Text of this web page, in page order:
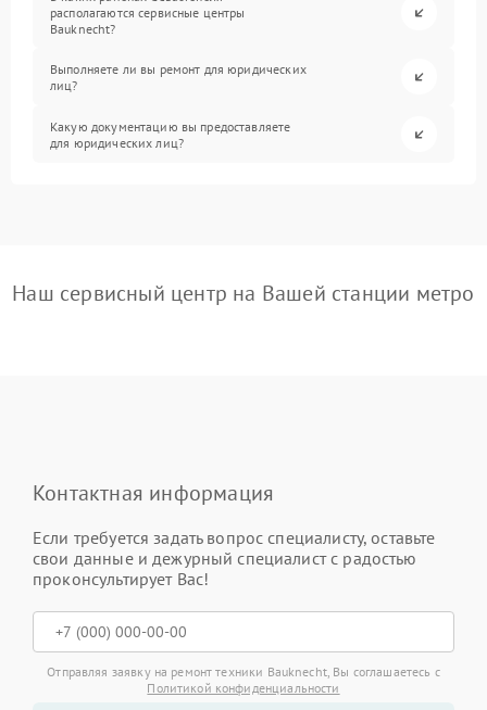
располагаются сервисные центры
Bauknecht?
Выполняете ли вы ремонт для юридических
лиц?
Какую документацию вы предоставляете
для юридических лиц?
Наш сервисный центр на Вашей станции метро
Контактная информация
Если требуется задать вопрос специалисту, оставьте
свои данные и дежурный специалист с радостью
проконсультирует Вас!
Отправляя заявку на ремонт техники Bauknecht, Вы соглашаетесь с
Политикой конфиденциальности